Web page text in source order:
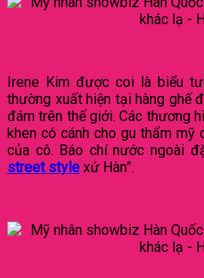
Irene Kim được coi là biểu
thường xuất hiện tại hàng ghế
đám trên thế giới. Các thương
khen có cánh cho gu thẩm mỹ
của cô. Báo chí nước ngoài
street style xứ Hàn”.